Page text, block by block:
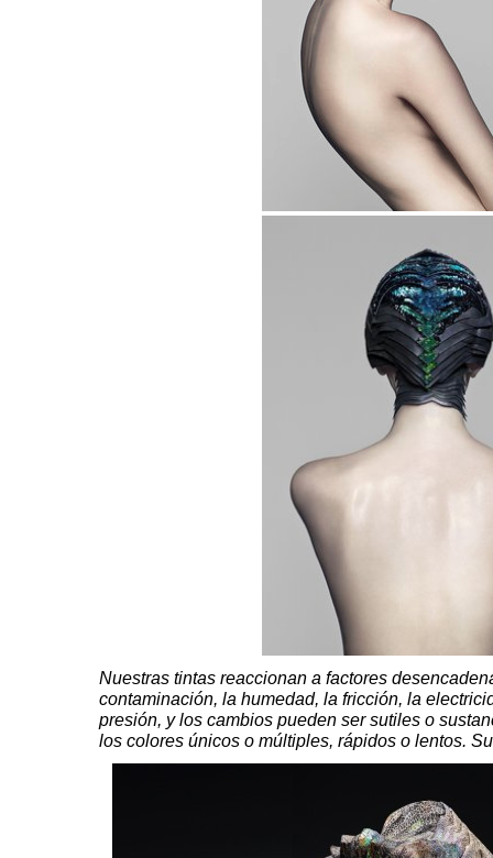
Nuestras tintas reaccionan a factores
contaminación, la humedad, la fricción, la
presión, y los cambios pueden ser sutiles o
los colores únicos o múltiples, rápidos o lentos.